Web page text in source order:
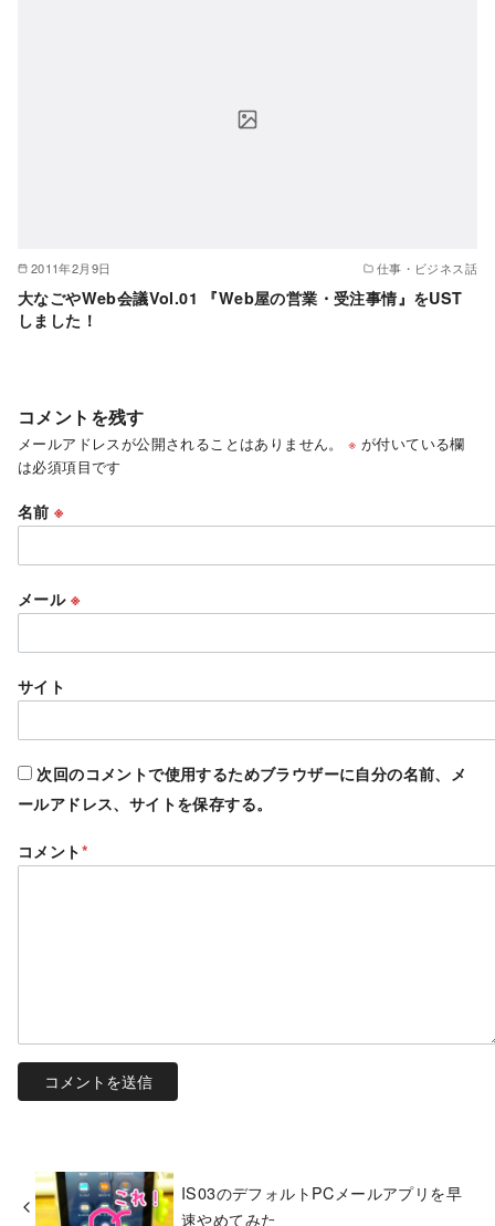
2011年2月9日 仕事・ビジネス話
大なごやWeb会議Vol.01 『Web屋の営業・受注事情』をUST
しました！
コメントを残す
メールアドレスが公開されることはありません。 ※ が付いている欄
は必須項目です
名前※
メール ※
サイト
次回のコメントで使用するためブラウザーに自分の名前、メ
ールアドレス、サイトを保存する。
コメント*
IS03のデフォルトPCメールアプリを早
速やめてみた